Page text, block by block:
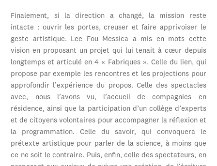
Finalement, si la direction a changé, la mission reste
intacte : ouvrir les portes, creuser et faire apprivoiser le
geste artistique. Lee Fou Messica a mis en mots cette
vision en proposant un projet qui lui tenait à cœur depuis
longtemps et articulé en 4 « Fabriques ». Celle du lien, qui
propose par exemple les rencontres et les projections pour
approfondir l’expérience du propos. Celle des spectacles
avec, nous l’avons vu, l’accueil de compagnies en
résidence, ainsi que la participation d’un collège d’experts
et de citoyens volontaires pour accompagner la réflexion et
la programmation. Celle du savoir, qui convoquera le
prétexte artistique pour parler de la science, à moins que
ce ne soit le contraire. Puis, enfin, celle des spectateurs, en